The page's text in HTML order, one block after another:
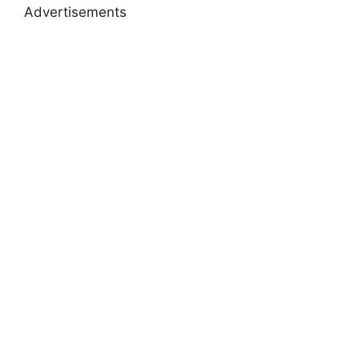
Advertisements